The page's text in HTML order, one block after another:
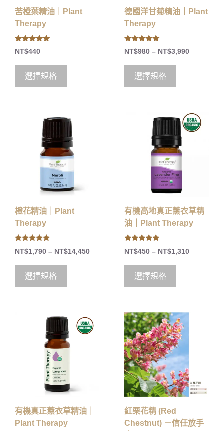
苦橙葉精油｜Plant
Therapy
5.00
out of 5
NT$440
選擇規格
德國洋甘菊精油｜Plant
Therapy
5.00
out of 5
NT$980 – NT$3,990
選擇規格
橙花精油｜Plant
Therapy
5.00
out of 5
NT$1,790 – NT$14,450
選擇規格
有機高地真正薰衣草精
油｜Plant Therapy
5.00
out of 5
NT$450 – NT$1,310
選擇規格
有機真正薰衣草精油｜
Plant Therapy
紅栗花精 (Red
Chestnut) －信任放手